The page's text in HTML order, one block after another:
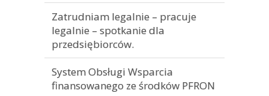
Zatrudniam legalnie – pracuje
legalnie – spotkanie dla
przedsiębiorców.
System Obsługi Wsparcia
finansowanego ze środków PFRON